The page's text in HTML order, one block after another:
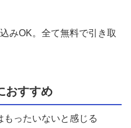
みOK。全て無料で引き取
おすすめ
もったいないと感じる